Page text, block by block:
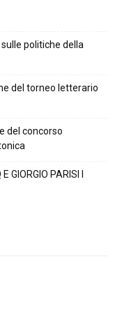
politiche della
del torneo letterario
del concorso
GIORGIO PARISI I